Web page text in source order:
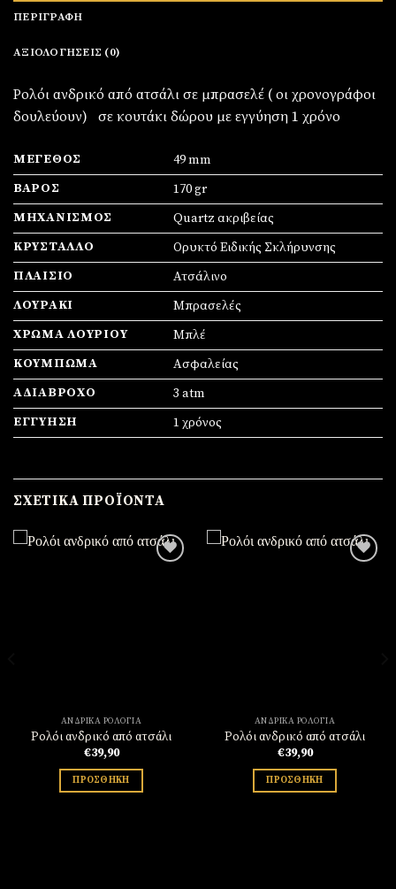
ΠΕΡΙΓΡΑΦΉ
ΑΞΙΟΛΟΓΉΣΕΙΣ (0)
Ρολόι ανδρικό από ατσάλι σε μπρασελέ ( οι χρονογράφοι
δουλεύουν) σε κουτάκι δώρου με εγγύηση 1 χρόνο
ΜΈΓΕΘΟΣ
49 mm
ΒΆΡΟΣ
170 gr
ΜΗΧΑΝΙΣΜΌΣ
Quartz ακριβείας
ΚΡΎΣΤΑΛΛΟ
Ορυκτό Ειδικής Σκλήρυνσης
ΠΛΑΊΣΙΟ
Ατσάλινο
ΛΟΥΡΆΚΙ
Μπρασελές
ΧΡΏΜΑ ΛΟΥΡΙΟΎ
Μπλέ
ΚΟΎΜΠΩΜΑ
Ασφαλείας
ΑΔΙΆΒΡΟΧΟ
3 atm
ΕΓΓΎΗΣΗ
1 χρόνος
ΣΧΕΤΙΚΆ ΠΡΟΪΌΝΤΑ
ΑΝΔΡΙΚΆ ΡΟΛΌΓΙΑ
Ρολόι ανδρικό από ατσάλι
€39,90
ΠΡΟΣΘΉΚΗ
ΑΝΔΡΙΚΆ ΡΟΛΌΓΙΑ
Ρολόι ανδρικό από ατσάλι
€39,90
ΠΡΟΣΘΉΚΗ